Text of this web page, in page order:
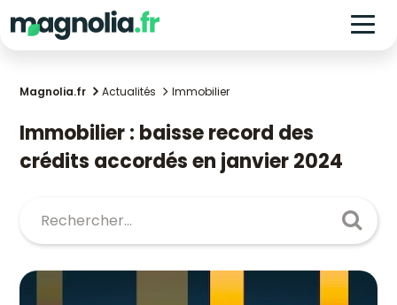
Magnolia.fr Actualités Immobilier
Immobilier : baisse record des
crédits accordés en janvier 2024